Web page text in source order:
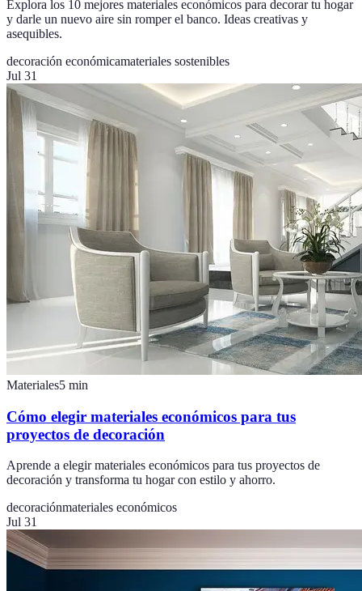
Explora los 10 mejores materiales económicos para decorar tu hogar
y darle un nuevo aire sin romper el banco. Ideas creativas y
asequibles.
decoración económicamateriales sostenibles
Jul 31
Materiales5 min
Cómo elegir materiales económicos para tus
proyectos de decoración
Aprende a elegir materiales económicos para tus proyectos de
decoración y transforma tu hogar con estilo y ahorro.
decoraciónmateriales económicos
Jul 31